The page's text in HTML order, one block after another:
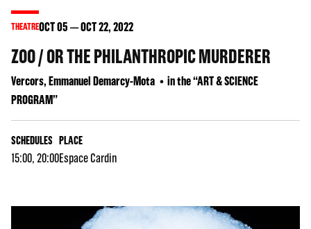
THEATREOCT05 OCT22, 2022
ZOO / OR THE PHILANTHROPIC MURDERER
Vercors, Emmanuel Demarcy-Mota
in the “ART & SCIENCE
PROGRAM”
SCHEDULES
15:00, 20:00
PLACE
Espace Cardin